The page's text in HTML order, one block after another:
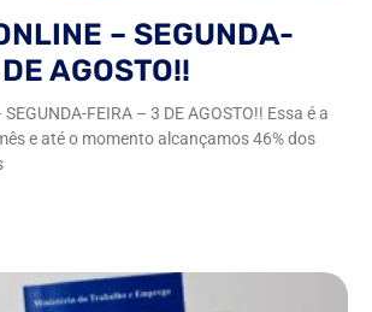
– SEGUNDA-
AGOSTO!!
FEIRA – 3 DE AGOSTO!! Essa é a
e até o momento alcançamos 46% dos